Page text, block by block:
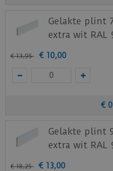
Gelakte plint
extra wit RAL
€ 13,95 € 10,00
€ 0
Gelakte plint
extra wit RAL
€ 18,25 € 13,00